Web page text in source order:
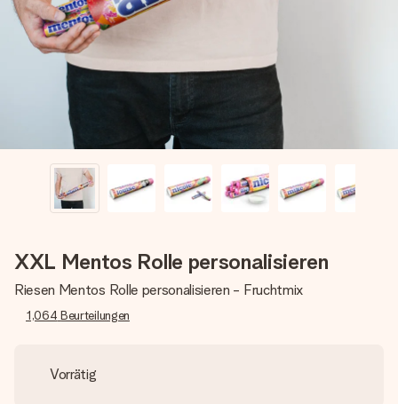
Montag - Freitag : 8:30 - 17:00 Uhr
Samstag - Sonntag : 8:30 - 13:00 Uhr
XXL Mentos Rolle personalisieren
Riesen Mentos Rolle personalisieren - Fruchtmix
1,064 Beurteilungen
Vorrätig